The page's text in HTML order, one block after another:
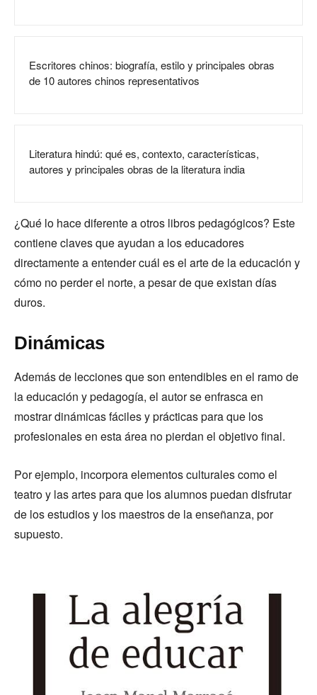
Escritores chinos: biografía, estilo y principales obras
de 10 autores chinos representativos
Literatura hindú: qué es, contexto, características,
autores y principales obras de la literatura india
¿Qué lo hace diferente a otros libros pedagógicos? Este
contiene claves que ayudan a los educadores
directamente a entender cuál es el arte de la educación y
cómo no perder el norte, a pesar de que existan días
duros.
Dinámicas
Además de lecciones que son entendibles en el ramo de
la educación y pedagogía, el autor se enfrasca en
mostrar dinámicas fáciles y prácticas para que los
profesionales en esta área no pierdan el objetivo final.
Por ejemplo, incorpora elementos culturales como el
teatro y las artes para que los alumnos puedan disfrutar
de los estudios y los maestros de la enseñanza, por
supuesto.